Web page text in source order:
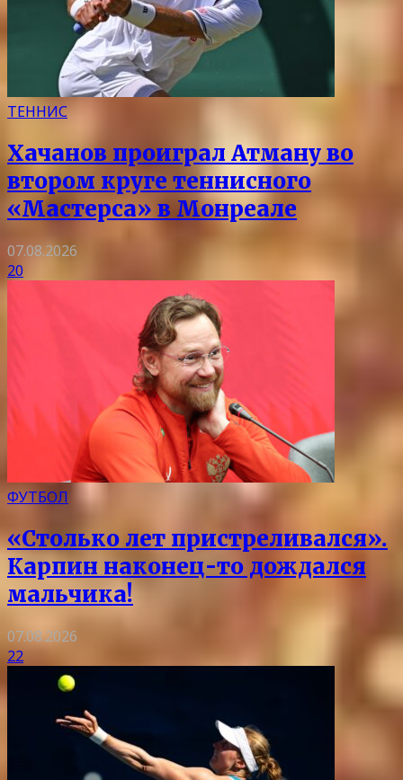
ТЕННИС
Хачанов проиграл Атману во
втором круге теннисного
«Мастерса» в Монреале
07.08.2026
20
ФУТБОЛ
«Столько лет пристреливался».
Карпин наконец-то дождался
мальчика!
07.08.2026
22